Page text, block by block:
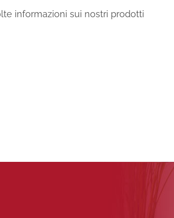
informazioni sui nostri prodotti